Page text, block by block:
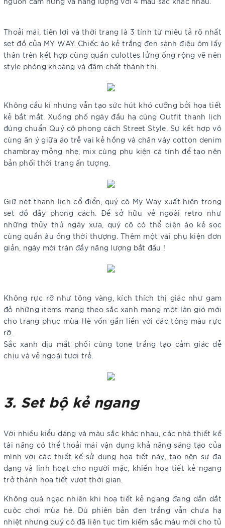
Thoải mái, tiện lợi và thời trang là 3 tính từ miêu tả rõ nhất
set đồ của MY WAY. Chiếc áo kẻ trắng đen sành điệu ôm lấy
thân trên kết hợp cùng quần culottes lửng ống rộng vẽ nên
style phóng khoáng và đậm chất thành thị.
Không cầu kì nhưng vẫn tạo sức hút khó cưỡng bởi họa tiết
kẻ bắt mắt. Xuống phố ngày đầu hạ cùng Outfit thanh lịch
đúng chuẩn Quý cô phong cách Street Style. Sự kết hợp vô
cùng ăn ý giữa áo trễ vai kẻ hồng và chân váy cotton denim
chambray mỏng nhẹ, mix cùng phụ kiện cá tính để tạo nên
bản phối thời trang ấn tượng.
Giữ nét thanh lịch cổ điển, quý cô My Way xuất hiện trong
set đồ đầy phong cách. Để sở hữu vẻ ngoài retro như
những thủy thủ ngày xưa, quý cô có thể diện áo kẻ sọc
cùng quần âu ống thời thượng. Thêm một vài phụ kiện đơn
giản, ngày mới tràn đầy năng lượng bắt đầu !
Không rực rỡ như tông vàng, kích thích thị giác như gam
đỏ những items mang theo sắc xanh mang một làn gió mới
cho trang phục mùa Hè vốn gắn liền với các tông màu rực
rỡ.
Sắc xanh dịu mắt phối cùng tone trắng tạo cảm giác dễ
chịu và vẻ ngoài tươi trẻ.
3. Set bộ kẻ ngang
Với nhiều kiểu dáng và màu sắc khác nhau, các nhà thiết kế
tài năng có thể thoải mái vận dụng khả năng sáng tạo của
mình với các thiết kế sử dụng họa tiết này, tạo nên sự đa
dạng và linh hoạt cho người mặc, khiến họa tiết kẻ ngang
trở thành họa tiết vượt thời gian.
Không quá ngạc nhiên khi hoạ tiết kẻ ngang đang dẫn dắt
cuộc chơi mùa hè. Dù phiên bản đen trắng vẫn chưa hạ
nhiệt nhưng quý cô đã liên tục tìm kiếm sắc màu mới cho tủ